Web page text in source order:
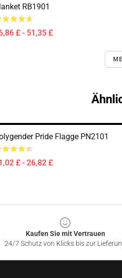
RB1901
£ - 51,35 £
Pride Flagge PN2101
£ - 26,82 £
Kaufen Sie mit Vertrauen
24/7 Schutz von Klicks bis zur